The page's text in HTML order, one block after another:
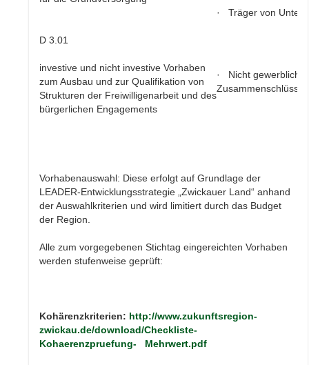
· Träger von
D 3.01
investive und nicht investive Vorhaben
zum Ausbau und zur Qualifikation von
Strukturen der Freiwilligenarbeit und des
bürgerlichen Engagements
· Nicht gewerbliche
Zusammenschlüsse
Vorhabenauswahl: Diese erfolgt auf Grundlage der
LEADER-Entwicklungsstrategie „Zwickauer Land“ anhand
der Auswahlkriterien und wird limitiert durch das Budget
der Region.
Alle zum vorgegebenen Stichtag eingereichten Vorhaben
werden stufenweise geprüft:
Kohärenzkriterien: http://www.zukunftsregion-
zwickau.de/download/Checkliste-
Kohaerenzpruefung- Mehrwert.pdf